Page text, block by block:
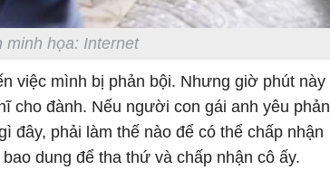
minh họa: Internet
việc mình bị phản bội. Nhưng giờ phút này
cho đành. Nếu người con gái anh yêu phản
đây, phải làm thế nào để có thể chấp nhận
dung để tha thứ và chấp nhận cô ấy.